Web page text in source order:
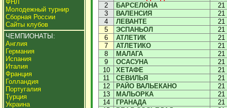
ФНЛ
Молодежный турнир
Сборная России
Сайты клубов
ЧЕМПИОНАТЫ:
Англия
Германия
Испания
Италия
Франция
Голландия
Португалия
Турция
Украина
2
БАРСЕЛОНА
21
3
ВАЛЕНСИЯ
21
4
ЛЕВАНТЕ
21
5
ЭСПАНЬОЛ
21
6
АТЛЕТИК
21
7
АТЛЕТИКО
21
8
МАЛАГА
21
9
ОСАСУНА
21
10
ХЕТАФЕ
21
11
СЕВИЛЬЯ
21
12
РАЙО ВАЛЬЕКАНО
21
13
МАЛЬОРКА
21
14
ГРАНАДА
21